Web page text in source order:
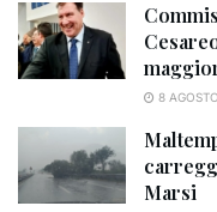
8
Marsi